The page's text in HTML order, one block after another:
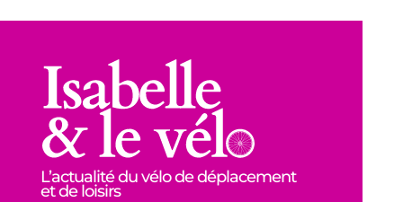
L’actualité du vélo de déplacement
et de loisirs